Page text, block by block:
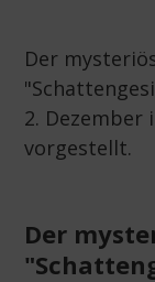
Der
2. Dezember
vorgestellt.
Der